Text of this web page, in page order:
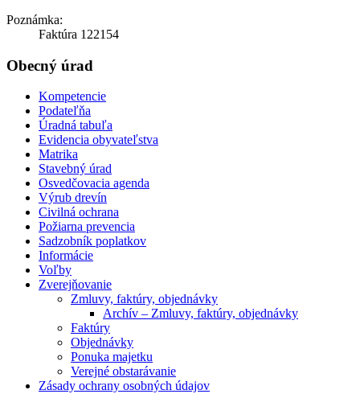
Poznámka:
Faktúra 122154
Obecný úrad
Kompetencie
Podateľňa
Úradná tabuľa
Evidencia obyvateľstva
Matrika
Stavebný úrad
Osvedčovacia agenda
Výrub drevín
Civilná ochrana
Požiarna prevencia
Sadzobník poplatkov
Informácie
Voľby
Zverejňovanie
Zmluvy, faktúry, objednávky
Archív – Zmluvy, faktúry, objednávky
Faktúry
Objednávky
Ponuka majetku
Verejné obstarávanie
Zásady ochrany osobných údajov